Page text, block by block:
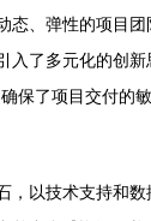
态、弹性的项目
入了多元化的创
保了项目交付的
，以技术支持和